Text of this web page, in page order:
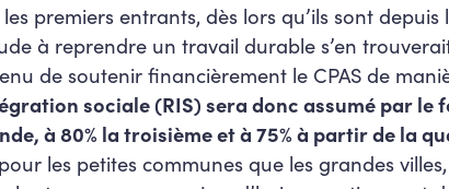
premiers entrants, dès lors qu’ils sont
à reprendre un travail durable s’en
de soutenir financièrement le CPAS de
sociale (RIS) sera donc assumé par le
à 80% la troisième et à 75% à partir de la
les petites communes que les grandes